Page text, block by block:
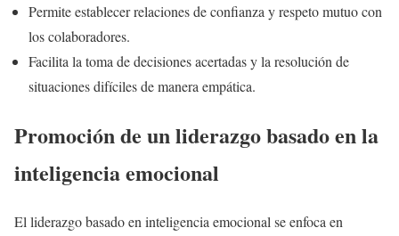
Permite establecer relaciones de confianza y respeto mutuo con
los colaboradores.
Facilita la toma de decisiones acertadas y la resolución de
situaciones difíciles de manera empática.
Promoción de un liderazgo basado en la
inteligencia emocional
El liderazgo basado en inteligencia emocional se enfoca en